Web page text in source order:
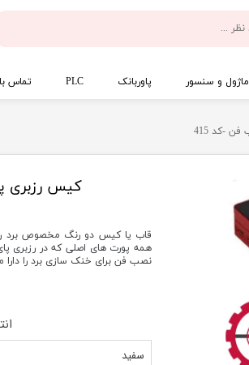
ماژول و سنسور پاوربانک PLC تماس
کیس رزبری پای 4 با قابلیت نصب
نصب فن برای خنک سازی برد را دارا
سفید